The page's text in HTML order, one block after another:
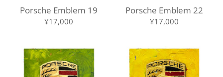
Porsche Emblem 19
¥17,000
Porsche Emblem 22
¥17,000